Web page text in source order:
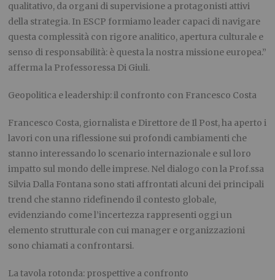
qualitativo, da organi di supervisione a protagonisti attivi
della strategia. In ESCP formiamo leader capaci di navigare
questa complessità con rigore analitico, apertura culturale e
senso di responsabilità: è questa la nostra missione europea.”
afferma la Professoressa Di Giuli.
Geopolitica e leadership: il confronto con Francesco Costa
Francesco Costa, giornalista e Direttore de Il Post, ha aperto i
lavori con una riflessione sui profondi cambiamenti che
stanno interessando lo scenario internazionale e sul loro
impatto sul mondo delle imprese. Nel dialogo con la Prof.ssa
Silvia Dalla Fontana sono stati affrontati alcuni dei principali
trend che stanno ridefinendo il contesto globale,
evidenziando come l’incertezza rappresenti oggi un
elemento strutturale con cui manager e organizzazioni
sono chiamati a confrontarsi.
La tavola rotonda: prospettive a confronto